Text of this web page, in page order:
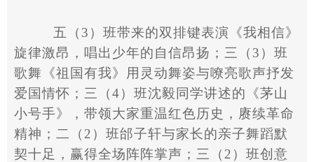
五（ 3 ）班带来的双排键表演《我相信》
旋律激昂，唱出少年的自信昂扬；三（ 3 ）班
歌舞《祖国有我》用灵动舞姿与嘹亮歌声抒发
爱国情怀；三（4）班沈毅同学讲述的《茅山
小号手》，带领大家重温红色历史，赓续革命
精神；二（ 2 ）班邰子轩与家长的亲子舞蹈默
契十足，赢得全场阵阵掌声；三（ 2 ）班创意